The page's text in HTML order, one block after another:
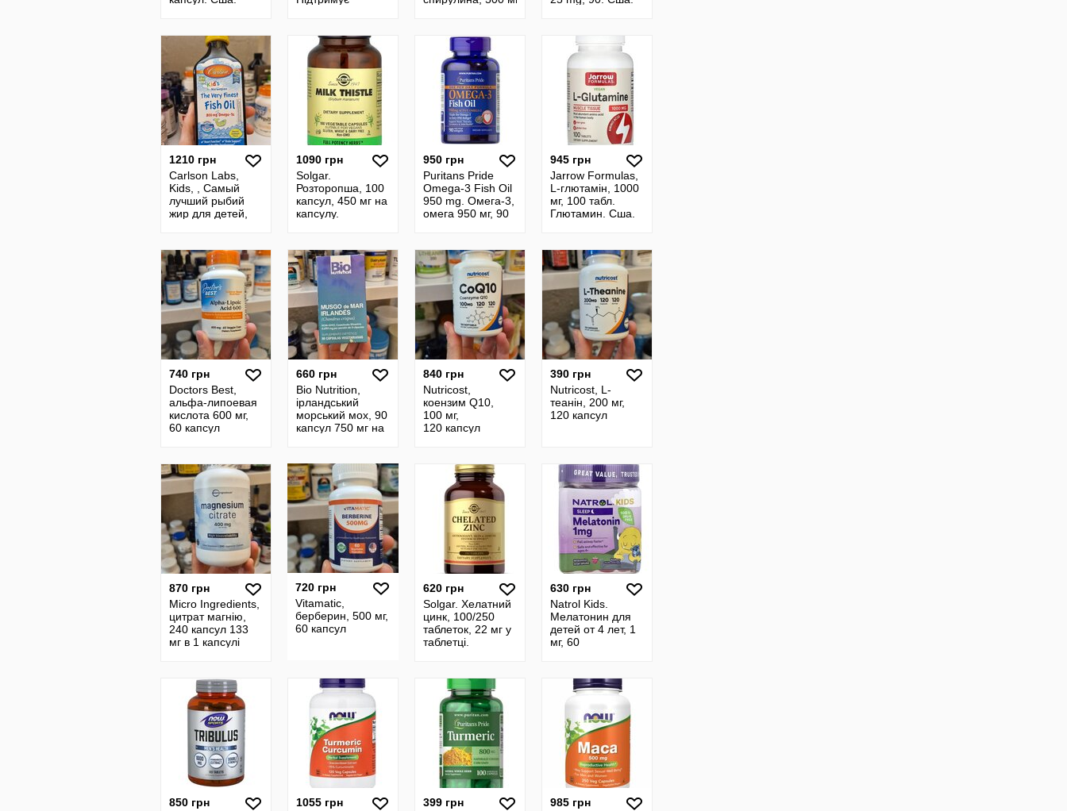
сосудов, 500 мг
1210 грн
Carlson Labs,
Kids, , Самый
лучший рыбий
жир для детей,
1090 грн
Solgar.
Розторопша, 100
капсул, 450 мг на
капсулу.
Вітаміни, добавки
Сша.
950 грн
Puritans Pride
Omega-3 Fish Oil
950 mg. Омега-3,
омега 950 мг, 90
945 грн
Jarrow Formulas,
L-глютамін, 1000
мг, 100 табл.
Глютамин. Сша.
740 грн
Doctors Best,
альфа-липоевая
кислота 600 мг,
60 капсул
660 грн
Bio Nutrition,
ірландський
морський мох, 90
капсул 750 мг на
840 грн
Nutricost,
коензим Q10,
100 мг,
120 капсул
390 грн
Nutricost, L-
теанін, 200 мг,
120 капсул
870 грн
Micro Ingredients,
цитрат магнію,
240 капсул 133
мг в 1 капсулі
720 грн
Vitamatic,
берберин, 500 мг,
60 капсул
620 грн
Solgar. Хелатний
цинк, 100/250
таблеток, 22 мг у
таблетці.
630 грн
Natrol Kids.
Мелатонин для
детей от 4 лет, 1
мг, 60
Мелатонін для
дітей від 4
850 грн
1055 грн
399 грн
985 грн